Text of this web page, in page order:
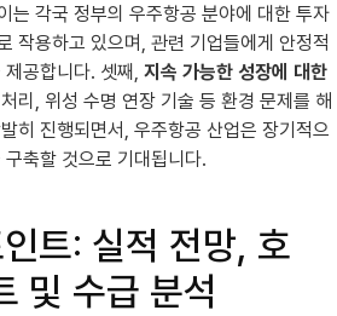
는 각국 정부의 우주항공 분야에 대한 투자
작용하고 있으며, 관련 기업들에게 안정적
공합니다. 셋째, 지속 가능한 성장에 대한
리, 위성 수명 연장 기술 등 환경 문제를 해
히 진행되면서, 우주항공 산업은 장기적으
축할 것으로 기대됩니다.
트: 실적 전망, 호
및 수급 분석